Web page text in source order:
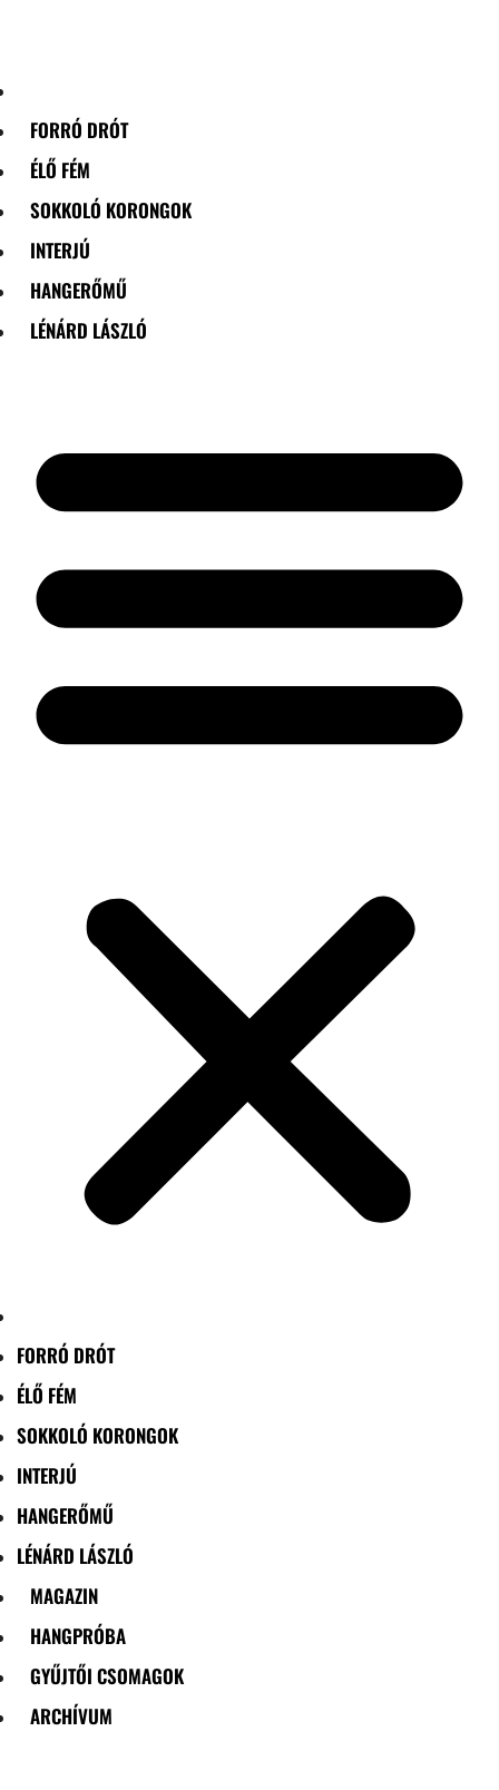
FORRÓ DRÓT
ÉLŐ FÉM
SOKKOLÓ KORONGOK
INTERJÚ
HANGERŐMŰ
LÉNÁRD LÁSZLÓ
FORRÓ DRÓT
ÉLŐ FÉM
SOKKOLÓ KORONGOK
INTERJÚ
HANGERŐMŰ
LÉNÁRD LÁSZLÓ
MAGAZIN
HANGPRÓBA
GYŰJTŐI CSOMAGOK
ARCHÍVUM